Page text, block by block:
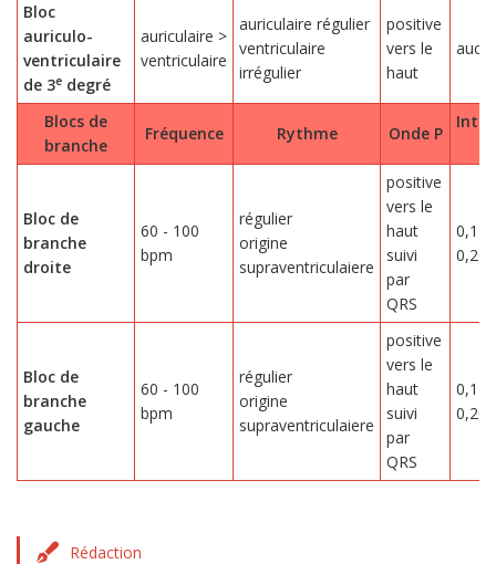
Bloc
auriculo-
ventriculaire
de 3e degré
auriculaire >
ventriculaire
auriculaire régulier
ventriculaire
irrégulier
positive
vers le
haut
Blocs de
branche
Fréquence Rythme Onde P
Bloc de
branche
droite
60 - 100
bpm
régulier
origine
supraventriculaiere
positive
vers le
haut
suivi
par
QRS
0,12
0,20
Bloc de
branche
gauche
60 - 100
bpm
régulier
origine
supraventriculaiere
positive
vers le
haut
suivi
par
QRS
0,12
0,20
Rédaction